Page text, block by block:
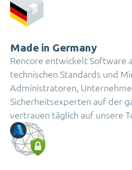
Made in Germany
Rencore entwickelt Software
technischen Standards und
Administratoren,
Sicherheitsexperten auf der
vertrauen täglich auf unsere